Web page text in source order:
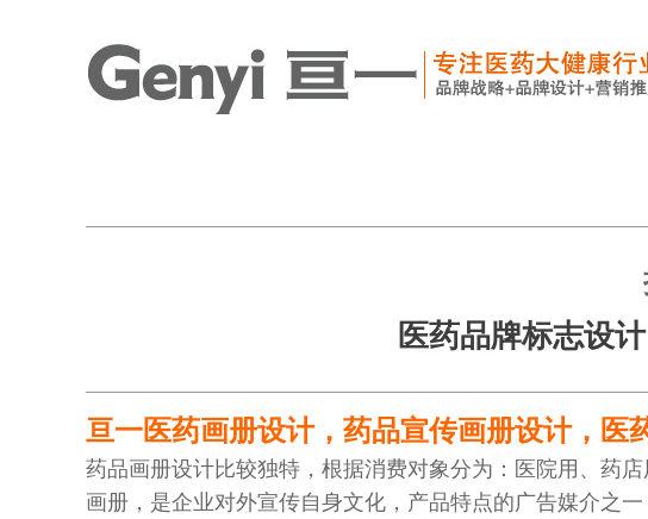
医药品牌标志设计
亘一医药画册设计，药品宣传画册设计，医
药品画册设计比较独特，根据消费对象分为：医院用、药
画册，是企业对外宣传自身文化，产品特点的广告媒介之